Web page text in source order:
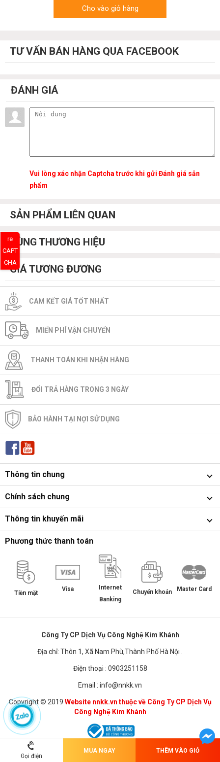
Cho vào giỏ hàng
TƯ VẤN BÁN HÀNG QUA FACEBOOK
ĐÁNH GIÁ
re
CAPT
CHA
Vui lòng xác nhận Captcha trước khi gửi Đánh giá sản
phẩm
SẢN PHẨM LIÊN QUAN
CÙNG THƯƠNG HIỆU
GIÁ TƯƠNG ĐƯƠNG
Gọi điện
MUA NGAY THÊM VÀO GIỎ
CAM KẾT GIÁ TỐT NHẤT
MIẾN PHÍ VẬN CHUYỂN
THANH TOÁN KHI NHẬN HÀNG
ĐỔI TRẢ HÀNG TRONG 3 NGÀY
BẢO HÀNH TẠI NỢI SỬ DỤNG
Thông tin chung
Chính sách chung
Thông tin khuyến mãi
Phương thức thanh toán
Tiền mặt
Visa
Internet
Banking
Chuyển khoản Master Card
Công Ty CP Dịch Vụ Công Nghệ Kim Khánh
Địa chỉ: Thôn 1, Xã Nam Phù,Thành Phố Hà Nội .
Điện thoại : 0903251158
Email : info@nnkk.vn
Copyright © 2019 Website nnkk.vn thuộc về Công Ty CP Dịch Vụ
Công Nghệ Kim Khánh
Chuyển sang phiên bản dành cho PC